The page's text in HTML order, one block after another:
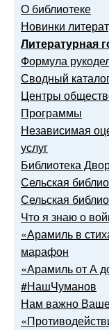
О библиотеке
Новинки
Литературная
Формула
Сводный
Центры
Программы
Независимая
услуг
Библиотека
Сельская
Сельская
Что я знаю о
«Арамиль в
марафон
«Арамиль от А
#НашЧуманов
Нам важно